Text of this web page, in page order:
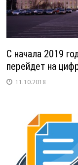
С начала 2019
перейдет на
11.10.2018